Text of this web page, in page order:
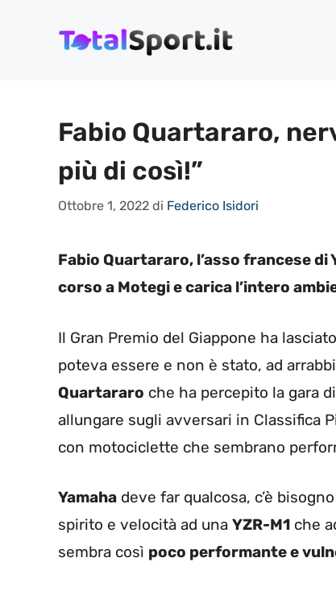
Fabio Quartararo,
più di così!”
Ottobre 1, 2022 di Federico Isidori
Fabio Quartararo, l’asso francese
corso a Motegi e carica l’intero
Il Gran Premio del Giappone ha
poteva essere e non è stato, ad
Quartararo che ha percepito la gara di
allungare sugli avversari in Classifica
con motociclette che sembrano
Yamaha deve far qualcosa, c’è
spirito e velocità ad una YZR-M1 che
sembra così poco performante e